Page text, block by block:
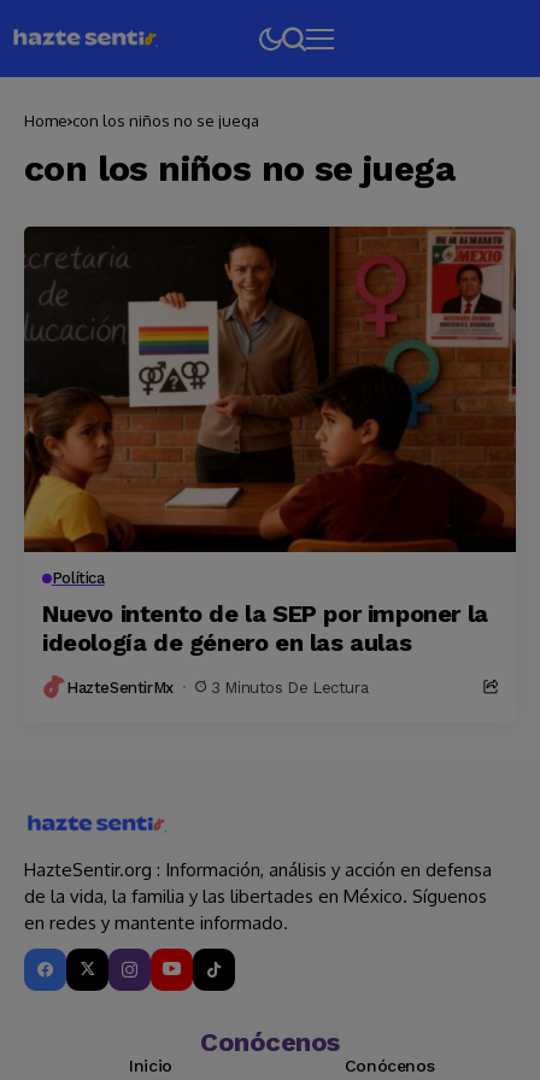
Home con los niños no se juega
con los niños no se juega
Política
Nuevo intento de la SEP por imponer la
ideología de género en las aulas
HazteSentirMx 3 Minutos De Lectura
HazteSentir.org : Información, análisis y acción en defensa
de la vida, la familia y las libertades en México. Síguenos
en redes y mantente informado.
Conócenos
Inicio
Conócenos